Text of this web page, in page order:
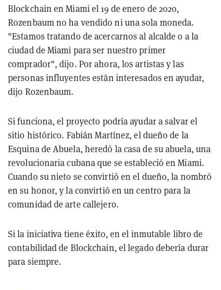
Blockchain en Miami el 19 de enero de 2020,
Rozenbaum no ha vendido ni una sola moneda.
"Estamos tratando de acercarnos al alcalde o a la
ciudad de Miami para ser nuestro primer
comprador", dijo. Por ahora, los artistas y las
personas influyentes están interesados en ayudar,
dijo Rozenbaum.
Si funciona, el proyecto podría ayudar a salvar el
sitio histórico. Fabián Martínez, el dueño de la
Esquina de Abuela, heredó la casa de su abuela, una
revolucionaria cubana que se estableció en Miami.
Cuando su nieto se convirtió en el dueño, la nombró
en su honor, y la convirtió en un centro para la
comunidad de arte callejero.
Si la iniciativa tiene éxito, en el inmutable libro de
contabilidad de Blockchain, el legado debería durar
para siempre.